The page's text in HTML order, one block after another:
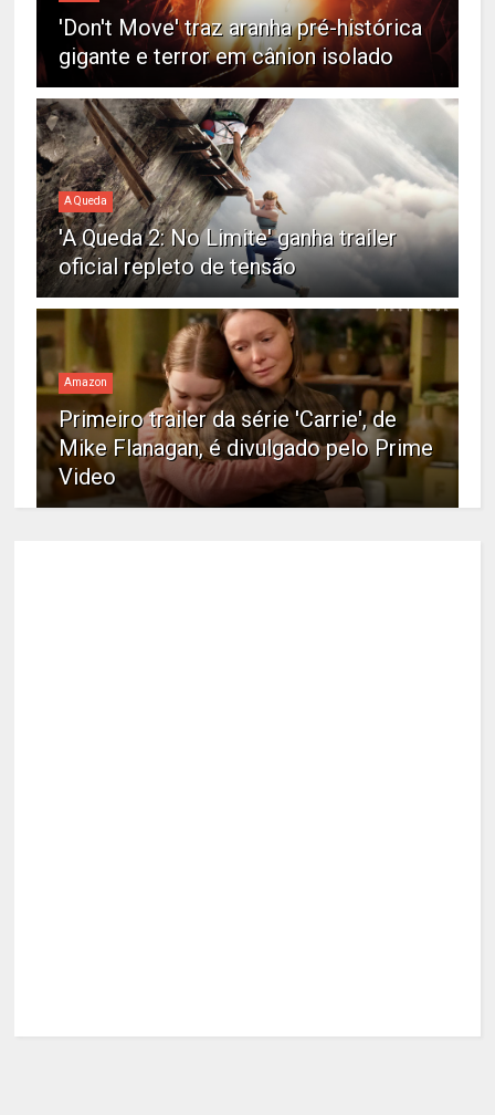
'Don't Move' traz aranha pré-histórica
gigante e terror em cânion isolado
A Queda
'A Queda 2: No Limite' ganha trailer
oficial repleto de tensão
Amazon
Primeiro trailer da série 'Carrie', de
Mike Flanagan, é divulgado pelo Prime
Video